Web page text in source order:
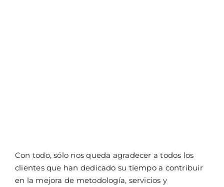
Con todo, sólo nos queda agradecer a todos los
clientes que han dedicado su tiempo a contribuir
en la mejora de metodología, servicios y